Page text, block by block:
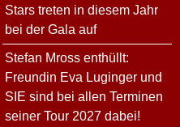
Stars treten in diesem Jahr
bei der Gala auf
Stefan Mross enthüllt:
Freundin Eva Luginger und
SIE sind bei allen Terminen
seiner Tour 2027 dabei!